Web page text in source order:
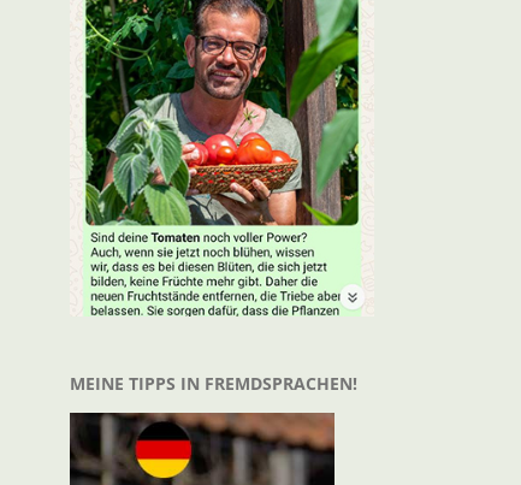
MEINE TIPPS IN FREMDSPRACHEN!